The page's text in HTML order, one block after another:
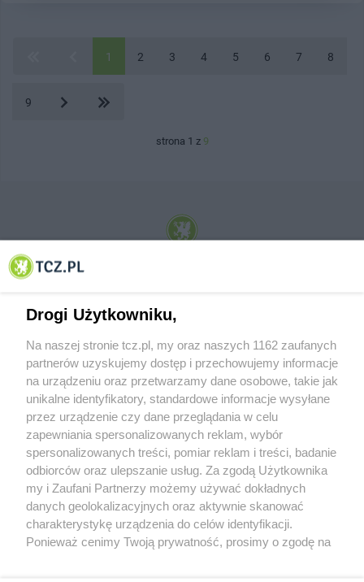
1 2 3 4 5 6 7 8
9
strona 1 z 9
© 2001-2026 Tczew - TCZ.PL Sp. z o.o. Internetowy Serwis Informacyjny Miasta
O FIRMIE POLITYKA PRYWATNOŚCI HOSTING
REKLAMA WSPÓŁPRACA RSS FACEBOOK KONTAKT
Nasze serwisy
Aktualności
Tcz24
Muzyka i kultura
Archiwum wydarzeń
Drogi Użytkowniku,
Na naszej stronie tcz.pl, my oraz naszych 1162 zaufanych
partnerów uzyskujemy dostęp i przechowujemy informacje
na urządzeniu oraz przetwarzamy dane osobowe, takie jak
unikalne identyfikatory, standardowe informacje wysyłane
przez urządzenie czy dane przeglądania w celu
zapewniania spersonalizowanych reklam, wybór
spersonalizowanych treści, pomiar reklam i treści, badanie
odbiorców oraz ulepszanie usług. Za zgodą Użytkownika
my i Zaufani Partnerzy możemy używać dokładnych
danych geolokalizacyjnych oraz aktywnie skanować
charakterystykę urządzenia do celów identyfikacji.
Ponieważ cenimy Twoją prywatność, prosimy o zgodę na